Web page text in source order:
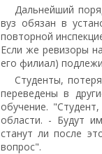
Дальнейший
вуз обязан в
повторной
Если же ревизоры
его филиал)
Студенты,
переведены в
обучение.
области. - Будут
станут ли после
вопрос".